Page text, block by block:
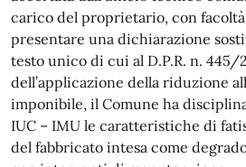
carico del proprietario, con
presentare una dichiarazione
testo unico di cui al D.P.R. n.
dell’applicazione della riduzione
imponibile, il Comune ha
IUC – IMU le caratteristiche di
del fabbricato intesa come